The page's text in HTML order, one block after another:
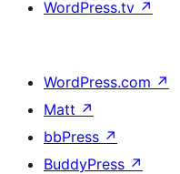
WordPress.tv ↗
WordPress.com ↗
Matt ↗
bbPress ↗
BuddyPress ↗